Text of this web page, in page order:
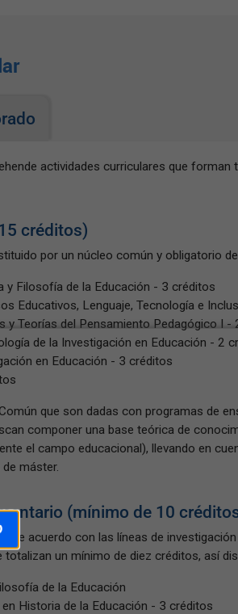
actividades curriculares que forman
créditos)
por un núcleo común y obligatorio
y Filosofía de la Educación - 3 créditos
Educativos, Lenguaje, Tecnología e
y Teorías del Pensamiento Pedagógico I -
de la Investigación en Educación - 2
en Educación - 3 créditos
que son dadas con programas de
componer una base teórica de
el campo educacional), llevando en
máster.
(mínimo de 10
de acuerdo con las líneas de
totalizan un mínimo de diez créditos, así
de la Educación
Historia de la Educación - 3 créditos